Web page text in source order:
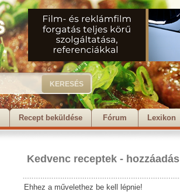
Recept beküldése Fórum Lexikon
Kedvenc receptek - hozzáadás
Ehhez a művelethez be kell lépnie!